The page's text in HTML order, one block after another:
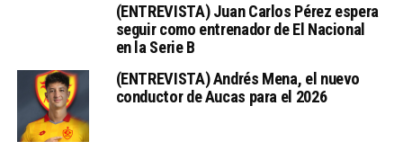
(ENTREVISTA) Juan Carlos Pérez espera
seguir como entrenador de El Nacional
en la Serie B
(ENTREVISTA) Andrés Mena, el nuevo
conductor de Aucas para el 2026